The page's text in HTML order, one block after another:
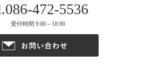
472-5536
受付時間 9:00～18:00